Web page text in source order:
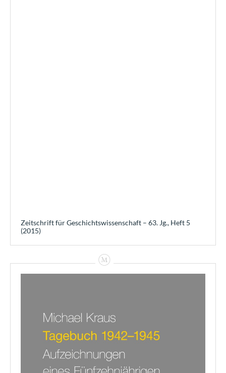
Zeitschrift für Geschichtswissenschaft – 63. Jg., Heft 5
(2015)